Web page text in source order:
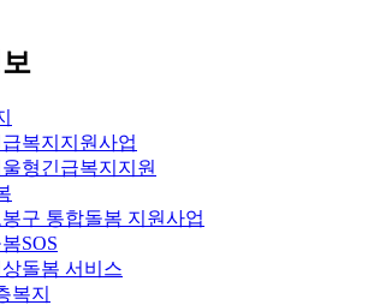
복지지원사업
형긴급복지지원
봉구 통합돌봄 지원사업
SOS
돌봄 서비스
복지